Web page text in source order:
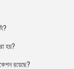
হয়?
রয়েছে?